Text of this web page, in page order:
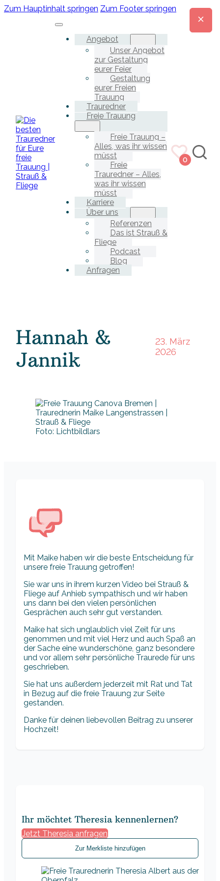
Zum Hauptinhalt springen Zum Footer springen
Angebot
Unser Angebot
zur Gestaltung
eurer Feier
Gestaltung
eurer Freien
Trauung
Trauredner
Freie Trauung
Freie Trauung –
Alles, was ihr wissen
müsst
Freie
Trauredner – Alles,
was ihr wissen
müsst
Karriere
Über uns
Referenzen
Das ist Strauß &
Fliege
Podcast
Blog
Anfragen
0
Hannah &
Jannik
23. März
2026
Foto: Lichtbildlars
Mit Maike haben wir die beste Entscheidung für
unsere freie Trauung getroffen!
Sie war uns in ihrem kurzen Video bei Strauß &
Fliege auf Anhieb sympathisch und wir haben
uns dann bei den vielen persönlichen
Gesprächen auch sehr gut verstanden.
Maike hat sich unglaublich viel Zeit für uns
genommen und mit viel Herz und auch Spaß an
der Sache eine wunderschöne, ganz besondere
und vor allem sehr persönliche Traurede für uns
geschrieben.
Sie hat uns außerdem jederzeit mit Rat und Tat
in Bezug auf die freie Trauung zur Seite
gestanden.
Danke für deinen liebevollen Beitrag zu unserer
Hochzeit!
Ihr möchtet Theresia kennenlernen?
Jetzt Theresia anfragen
Zur Merkliste hinzufügen